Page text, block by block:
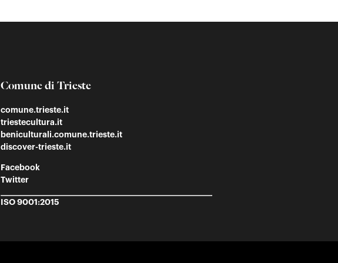
Comune di Trieste
comune.trieste.it
triestecultura.it
beniculturali.comune.trieste.it
discover-trieste.it
Facebook
Twitter
ISO 9001:2015